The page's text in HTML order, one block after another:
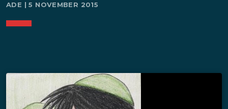
ADE | 5 NOVEMBER 2015